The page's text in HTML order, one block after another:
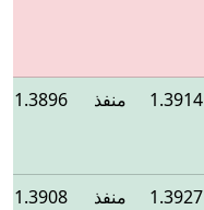
1.3914 منفذ 1.3896
1.3927 منفذ 1.3908